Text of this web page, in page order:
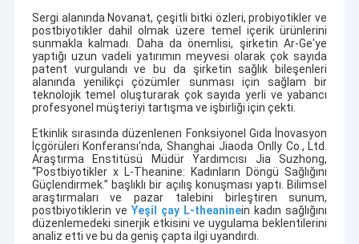
Sergi alanında Novanat, çeşitli bitki özleri, probiyotikler ve
postbiyotikler dahil olmak üzere temel içerik ürünlerini
sunmakla kalmadı. Daha da önemlisi, şirketin Ar-Ge'ye
yaptığı uzun vadeli yatırımın meyvesi olarak çok sayıda
patent vurgulandı ve bu da şirketin sağlık bileşenleri
alanında yenilikçi çözümler sunması için sağlam bir
teknolojik temel oluşturarak çok sayıda yerli ve yabancı
profesyonel müşteriyi tartışma ve işbirliği için çekti.
Etkinlik sırasında düzenlenen Fonksiyonel Gıda İnovasyon
İçgörüleri Konferansı'nda, Shanghai Jiaoda Onlly Co., Ltd.
Araştırma Enstitüsü Müdür Yardımcısı Jia Suzhong,
“Postbiyotikler x L-Theanine: Kadınların Döngü Sağlığını
Güçlendirmek.” başlıklı bir açılış konuşması yaptı. Bilimsel
araştırmaları ve pazar talebini birleştiren sunum,
postbiyotiklerin ve Yeşil çay L-theaninein kadın sağlığını
düzenlemedeki sinerjik etkisini ve uygulama beklentilerini
analiz etti ve bu da geniş çapta ilgi uyandırdı.